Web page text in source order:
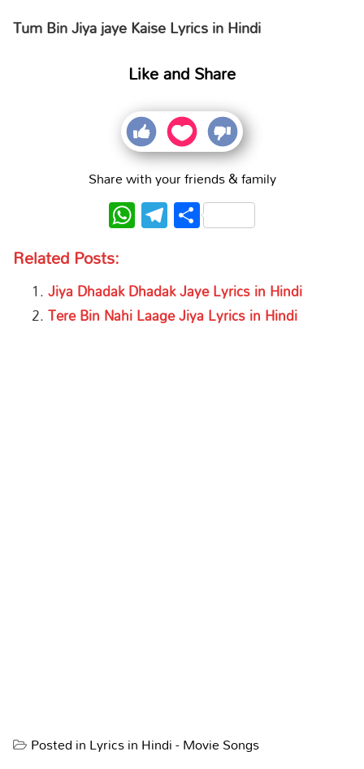
Tum Bin Jiya jaye Kaise Lyrics in Hindi
Like and Share
Share with your friends & family
WhatsApp
Telegram
Share
Related Posts:
Jiya Dhadak Dhadak Jaye Lyrics in Hindi
Tere Bin Nahi Laage Jiya Lyrics in Hindi
Posted inLyrics in Hindi - Movie Songs